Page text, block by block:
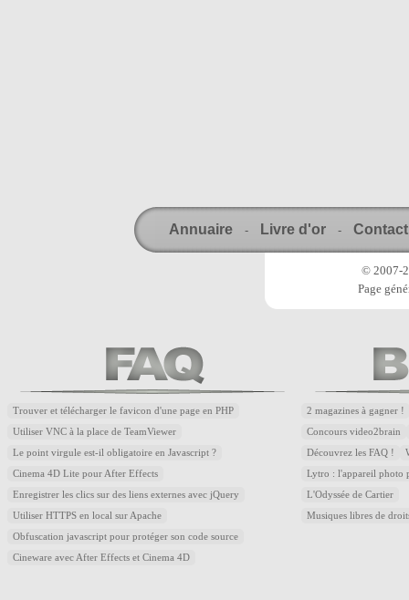
Annuaire - Livre d'or - Contact
© 2007-
Page
Trouver et télécharger le favicon d'une page en PHP
Utiliser VNC à la place de TeamViewer
Le point virgule est-il obligatoire en Javascript ?
Cinema 4D Lite pour After Effects
Enregistrer les clics sur des liens externes avec jQuery
Utiliser HTTPS en local sur Apache
Obfuscation javascript pour protéger son code source
Cineware avec After Effects et Cinema 4D
2 magazines à gagner !
Concours video2brain
Découvrez les FAQ !
Lytro : l'appareil photo
L'Odyssée de Cartier
Musiques libres de